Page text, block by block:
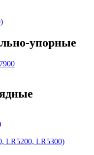
упорные
LR5200, LR5300)